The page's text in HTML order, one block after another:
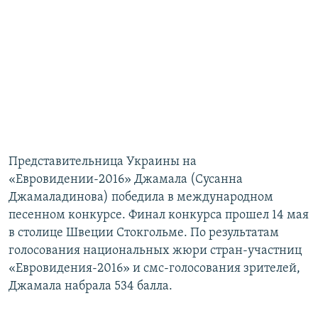
Представительница Украины на
«Евровидении-2016» Джамала (Сусанна
Джамаладинова) победила в международном
песенном конкурсе. Финал конкурса прошел 14 мая
в столице Швеции Стокгольме. По результатам
голосования национальных жюри стран-участниц
«Евровидения-2016» и смс-голосования зрителей,
Джамала набрала 534 балла.